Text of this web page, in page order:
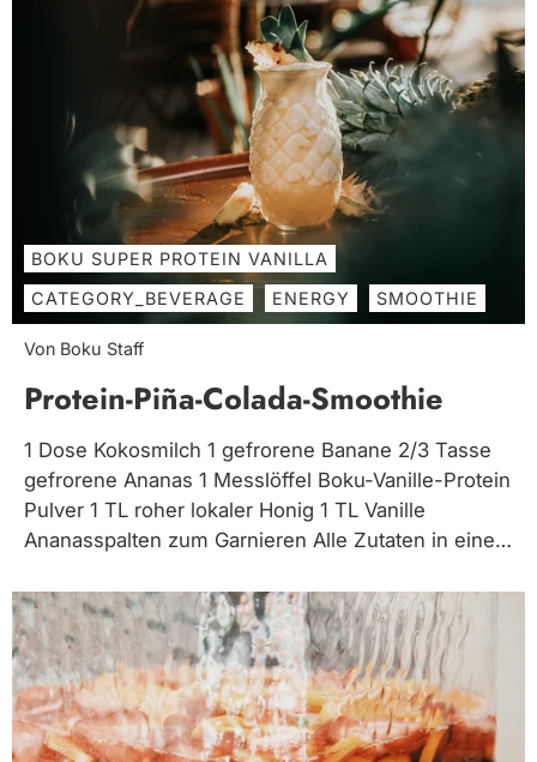
BOKU SUPER PROTEIN VANILLA
CATEGORY_BEVERAGE
ENERGY SMOOTHIE
Von Boku Staff
Protein-Piña-Colada-Smoothie
1 Dose Kokosmilch 1 gefrorene Banane 2/3 Tasse
gefrorene Ananas 1 Messlöffel Boku-Vanille-Protein
Pulver 1 TL roher lokaler Honig 1 TL Vanille
Ananasspalten zum Garnieren Alle Zutaten in einen
Ananasscheibe garnieren und sofort servieren.
Aloha!